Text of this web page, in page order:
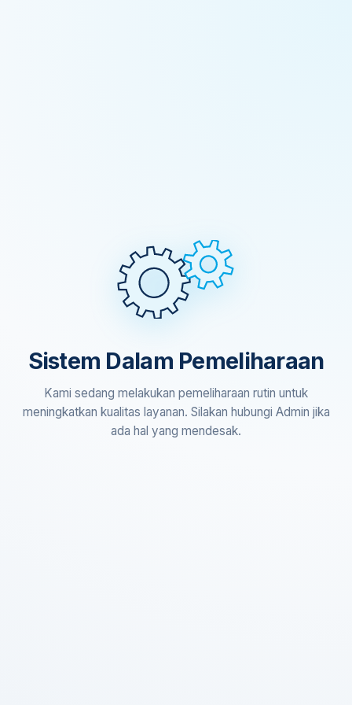
Sistem Dalam Pemeliharaan
Kami sedang melakukan pemeliharaan rutin untuk
meningkatkan kualitas layanan. Silakan hubungi Admin jika
ada hal yang mendesak.